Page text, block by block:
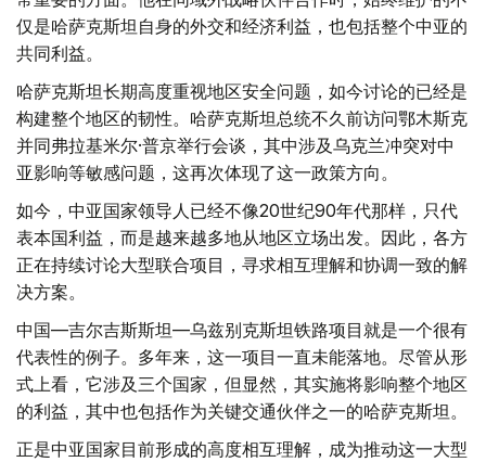
仅是哈萨克斯坦自身的外交和经济利益，也包括整个中亚的
共同利益。
哈萨克斯坦长期高度重视地区安全问题，如今讨论的已经是
构建整个地区的韧性。哈萨克斯坦总统不久前访问鄂木斯克
并同弗拉基米尔·普京举行会谈，其中涉及乌克兰冲突对中
亚影响等敏感问题，这再次体现了这一政策方向。
如今，中亚国家领导人已经不像20世纪90年代那样，只代
表本国利益，而是越来越多地从地区立场出发。因此，各方
正在持续讨论大型联合项目，寻求相互理解和协调一致的解
决方案。
中国—吉尔吉斯斯坦—乌兹别克斯坦铁路项目就是一个很有
代表性的例子。多年来，这一项目一直未能落地。尽管从形
式上看，它涉及三个国家，但显然，其实施将影响整个地区
的利益，其中也包括作为关键交通伙伴之一的哈萨克斯坦。
正是中亚国家目前形成的高度相互理解，成为推动这一大型